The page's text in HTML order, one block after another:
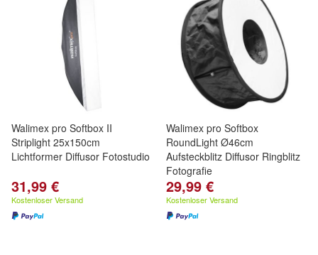
Walimex pro Softbox II
Striplight 25x150cm
Lichtformer Diffusor Fotostudio
31,99 €
Kostenloser Versand
Walimex pro Softbox
RoundLight Ø46cm
Aufsteckblitz Diffusor Ringblitz
Fotografie
29,99 €
Kostenloser Versand